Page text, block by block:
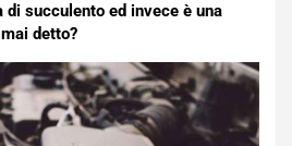
di succulento ed invece è una
detto?